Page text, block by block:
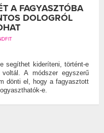
A FAGYASZTÓBA
DOLOGRÓL
segíthet kideríteni, történt-e
A módszer egyszerű
dönti el, hogy a fagyasztott
e.